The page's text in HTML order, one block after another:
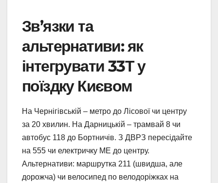
Зв’язки та
альтернативи: як
інтегрувати 33Т у
поїздку Києвом
На Чернігівській – метро до Лісової чи центру
за 20 хвилин. На Дарницькій – трамвай 8 чи
автобус 118 до Бортничів. З ДВРЗ пересідайте
на 555 чи електричку МЕ до центру.
Альтернативи: маршрутка 211 (швидша, але
дорожча) чи велосипед по велодоріжках на